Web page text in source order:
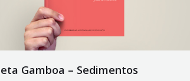
Gamboa – Sedimentos